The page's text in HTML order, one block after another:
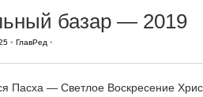
базар — 2019
• ГлавРед •
Пасха — Светлое Воскресение